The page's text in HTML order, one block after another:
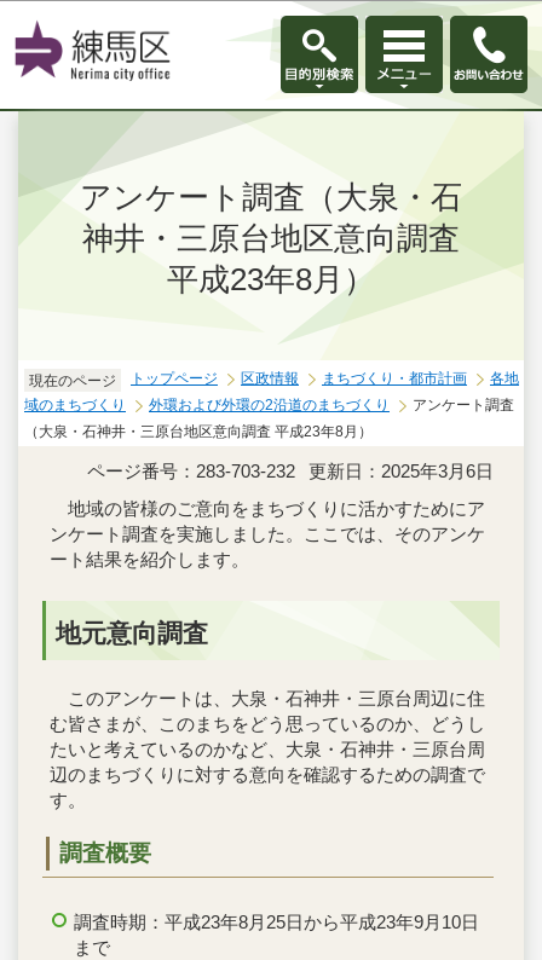
このページの本文へ移動
アンケート調査（大泉・石
神井・三原台地区意向調査
平成23年8月）
現在のページ トップページ 区政情報 まちづくり・都市計画
各地
域のまちづくり
外環および外環の2沿道のまちづくり
アンケート調査
（大泉・石神井・三原台地区意向調査 平成23年8月）
ページ番号：283-703-232
更新日：2025年3月6日
地域の皆様のご意向をまちづくりに活かすためにア
ンケート調査を実施しました。ここでは、そのアンケ
ート結果を紹介します。
地元意向調査
このアンケートは、大泉・石神井・三原台周辺に住
む皆さまが、このまちをどう思っているのか、どうし
たいと考えているのかなど、大泉・石神井・三原台周
辺のまちづくりに対する意向を確認するための調査で
す。
調査概要
調査時期：平成23年8月25日から平成23年9月10日
まで